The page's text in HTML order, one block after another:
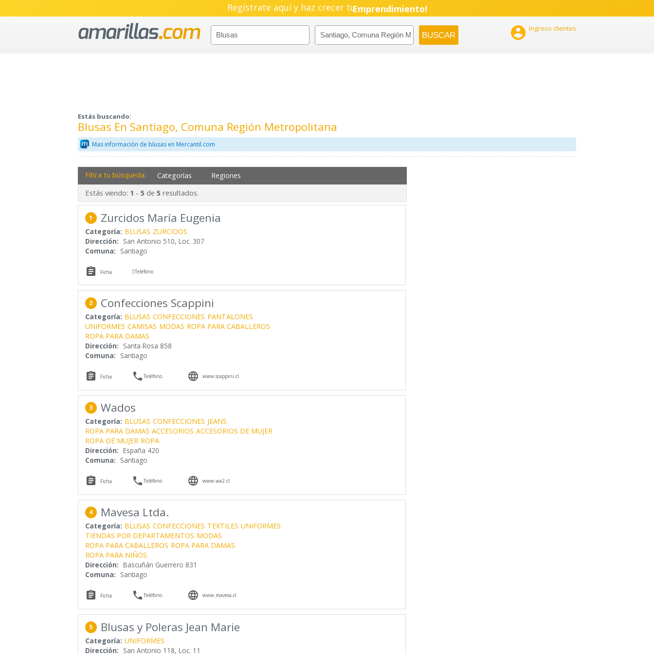
Regístrate aquí y haz crecer tu
Emprendimiento!
 Ingreso clientes
Estás buscando:
Blusas En Santiago, Comuna Región Metropolitana
Mas información de blusas en Mercantil.com
Filtra tu búsqueda: Categorías Regiones
Estás viendo: 1 - 5 de 5 resultados.
1 Zurcidos María Eugenia
Categoría: BLUSAS ZURCIDOS
Dirección: San Antonio 510, Loc. 307
Comuna: Santiago
 Ficha Teléfono
2 Confecciones Scappini
Categoría: BLUSAS CONFECCIONES PANTALONES
UNIFORMES CAMISAS MODAS ROPA PARA CABALLEROS
ROPA PARA DAMAS
Dirección: Santa Rosa 858
Comuna: Santiago
 Ficha Teléfono  www.scappini.cl
3 Wados
Categoría: BLUSAS CONFECCIONES JEANS
ROPA PARA DAMAS ACCESORIOS ACCESORIOS DE MUJER
ROPA DE MUJER ROPA
Dirección: España 420
Comuna: Santiago
 Ficha Teléfono  www.wa2.cl
4 Mavesa Ltda.
Categoría: BLUSAS CONFECCIONES TEXTILES UNIFORMES
TIENDAS POR DEPARTAMENTOS MODAS
ROPA PARA CABALLEROS ROPA PARA DAMAS
ROPA PARA NIÑOS
Dirección: Bascuñán Guerrero 831
Comuna: Santiago
 Ficha Teléfono  www.mavesa.cl
5 Blusas y Poleras Jean Marie
Categoría: UNIFORMES
Dirección: San Antonio 118, Loc. 11